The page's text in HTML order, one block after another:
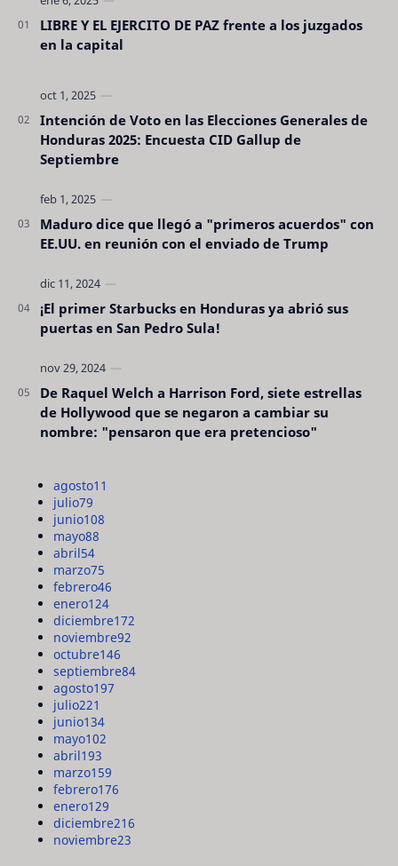
LIBRE Y EL EJERCITO DE PAZ frente a los juzgados
en la capital
Intención de Voto en las Elecciones Generales de
Honduras 2025: Encuesta CID Gallup de
Septiembre
Maduro dice que llegó a "primeros acuerdos" con
EE.UU. en reunión con el enviado de Trump
¡El primer Starbucks en Honduras ya abrió sus
puertas en San Pedro Sula!
De Raquel Welch a Harrison Ford, siete estrellas
de Hollywood que se negaron a cambiar su
nombre: "pensaron que era pretencioso"
agosto11
julio79
junio108
mayo88
abril54
marzo75
febrero46
enero124
diciembre172
noviembre92
octubre146
septiembre84
agosto197
julio221
junio134
mayo102
abril193
marzo159
febrero176
enero129
diciembre216
noviembre23